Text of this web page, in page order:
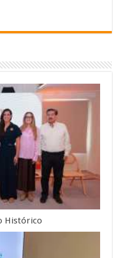
Histórico